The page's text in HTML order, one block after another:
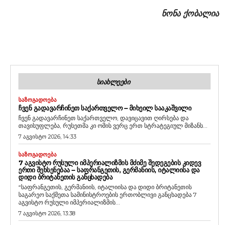
ნონა ქობალია
ᲡᲘᲐᲮᲚᲔᲔᲑᲘ
ᲡᲐᲖᲝᲒᲐᲓᲝᲔᲑᲐ
ᲩᲕᲔᲜ ᲒᲐᲓᲐᲕᲐᲠᲩᲘᲜᲔᲗ ᲡᲐᲥᲐᲠᲗᲕᲔᲚᲝ – ᲛᲘᲮᲔᲘᲚ ᲡᲐᲐᲙᲐᲨᲕᲘᲚᲘ
ჩვენ გადავარჩინეთ საქართველო, დავიცავით ღირსება და
თავისუფლება, რუსეთმა კი ომის ვერც ერთ სტრატეგიულ მიზანს...
7 აგვისტო 2026, 14:33
ᲡᲐᲖᲝᲒᲐᲓᲝᲔᲑᲐ
7 ᲐᲒᲕᲘᲡᲢᲝ ᲠᲣᲡᲣᲚᲘ ᲘᲛᲞᲔᲠᲘᲐᲚᲘᲖᲛᲘᲡ ᲛᲫᲘᲛᲔ ᲨᲔᲓᲔᲒᲔᲑᲘᲡ ᲙᲘᲓᲔᲕ
ᲔᲠᲗᲘ ᲨᲔᲮᲡᲔᲜᲔᲑᲐᲐ – ᲡᲐᲤᲠᲐᲜᲒᲔᲗᲘᲡ, ᲒᲔᲠᲛᲐᲜᲘᲘᲡ, ᲘᲢᲐᲚᲘᲘᲡᲐ ᲓᲐ
ᲓᲘᲓᲘ ᲑᲠᲘᲢᲐᲜᲔᲗᲘᲡ ᲒᲐᲜᲪᲮᲐᲓᲔᲑᲐ
“საფრანგეთის, გერმანიის, იტალიისა და დიდი ბრიტანეთის
საგარეო საქმეთა სამინისტროების ერთობლივი განცხადება 7
აგვისტო რუსული იმპერიალიზმის...
7 აგვისტო 2026, 13:38